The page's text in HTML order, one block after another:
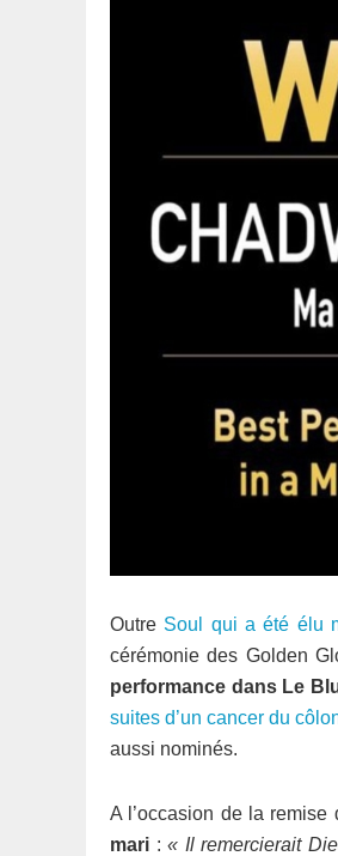
Outre Soul qui a été élu
cérémonie des Golden
performance dans Le
suites d’un cancer du
aussi nominés.
A l’occasion de la
mari :« Il remercierait